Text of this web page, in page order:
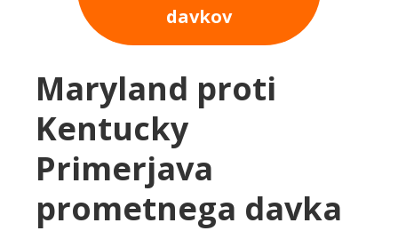
davkov
Maryland proti
Kentucky
Primerjava
prometnega davka